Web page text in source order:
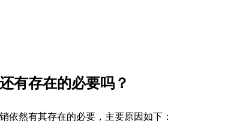
有存在的必要吗？
依然有其存在的必要，主要原因如下：